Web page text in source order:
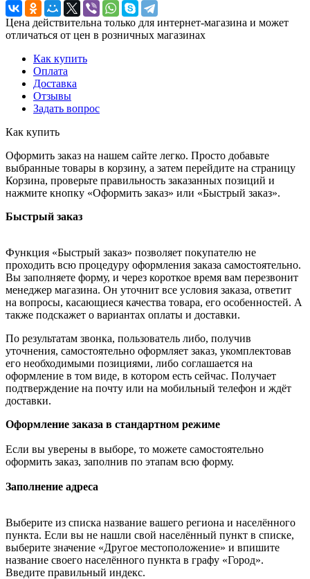
Цена действительна только для интернет-магазина и может
отличаться от цен в розничных магазинах
Как купить
Оплата
Доставка
Отзывы
Задать вопрос
Как купить
Оформить заказ на нашем сайте легко. Просто добавьте
выбранные товары в корзину, а затем перейдите на страницу
Корзина, проверьте правильность заказанных позиций и
нажмите кнопку «Оформить заказ» или «Быстрый заказ».
Быстрый заказ
Функция «Быстрый заказ» позволяет покупателю не
проходить всю процедуру оформления заказа самостоятельно.
Вы заполняете форму, и через короткое время вам перезвонит
менеджер магазина. Он уточнит все условия заказа, ответит
на вопросы, касающиеся качества товара, его особенностей. А
также подскажет о вариантах оплаты и доставки.
По результатам звонка, пользователь либо, получив
уточнения, самостоятельно оформляет заказ, укомплектовав
его необходимыми позициями, либо соглашается на
оформление в том виде, в котором есть сейчас. Получает
подтверждение на почту или на мобильный телефон и ждёт
доставки.
Оформление заказа в стандартном режиме
Если вы уверены в выборе, то можете самостоятельно
оформить заказ, заполнив по этапам всю форму.
Заполнение адреса
Выберите из списка название вашего региона и населённого
пункта. Если вы не нашли свой населённый пункт в списке,
выберите значение «Другое местоположение» и впишите
название своего населённого пункта в графу «Город».
Введите правильный индекс.